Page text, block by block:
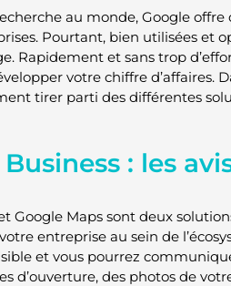
au monde, Google
Pourtant, bien utilisées et
Rapidement et sans trop
votre chiffre d’affaires.
tirer parti des différentes
: les
Google Maps sont deux
entreprise au sein de
et vous pourrez
d’ouverture, des photos de